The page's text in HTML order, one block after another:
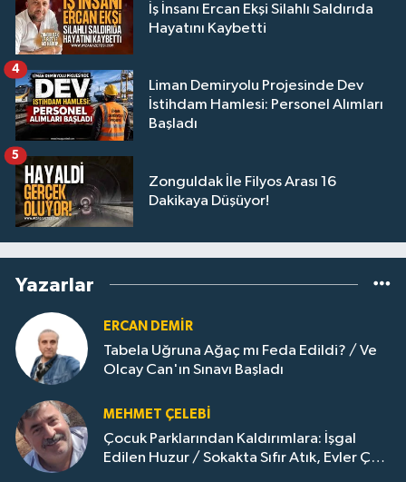
İş İnsanı Ercan Ekşi Silahlı Saldırıda
Hayatını Kaybetti
Liman Demiryolu Projesinde Dev
İstihdam Hamlesi: Personel Alımları
Başladı
4
Zonguldak İle Filyos Arası 16
Dakikaya Düşüyor!
5
Yazarlar
ERCAN DEMIR
Tabela Uğruna Ağaç mı Feda Edildi? / Ve
Olcay Can'ın Sınavı Başladı
MEHMET ÇELEBI
Çocuk Parklarından Kaldırımlara: İşgal
Edilen Huzur / Sokakta Sıfır Atık, Evler Çöp